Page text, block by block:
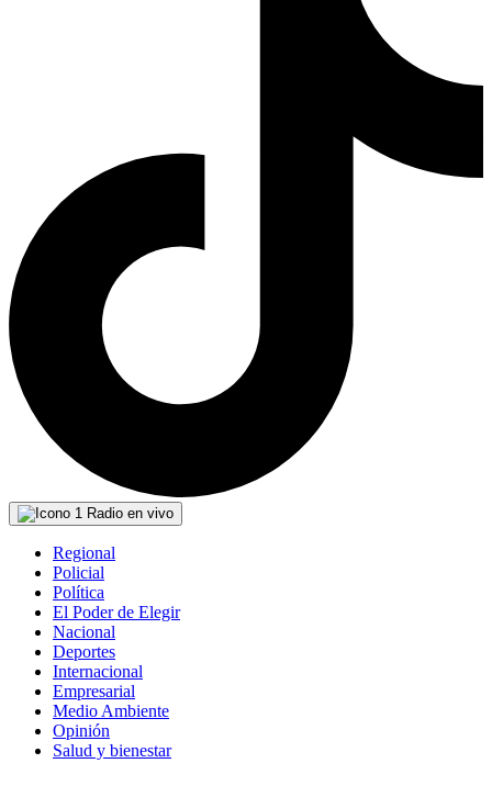
Radio en vivo
Regional
Policial
Política
El Poder de Elegir
Nacional
Deportes
Internacional
Empresarial
Medio Ambiente
Opinión
Salud y bienestar